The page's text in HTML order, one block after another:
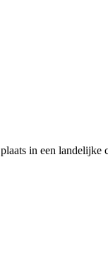
in een landelijke